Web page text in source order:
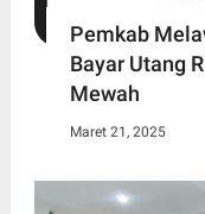
Pemkab
Bayar Utang
Mewah
Maret 21, 2025